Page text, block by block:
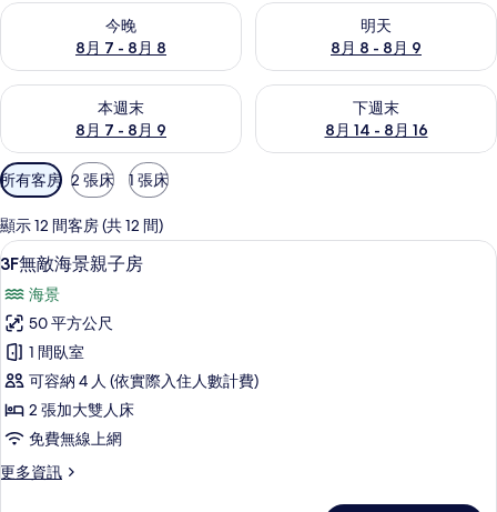
今晚
8月 7 - 8月 8
查看今晚 (8月 7 - 8月 8) 的供應情況
明天
8月 8 - 8月 9
查看明天 (8月 8 - 8月 9) 的供
本週末
8月 7 - 8月 9
查看本週末 (8月 7 - 8月 9) 的供應情況
下週末
8月 14 - 8月 16
查看下週末 (8月 14 - 8月 16)
可
用
的
客
房
篩
選
條
件
所有客房 2 張床 1 張床
顯示 12 間客房 (共 12 間)
顯
3F
無
敵
海
景
親
子
3F無敵海景親子房 | 書桌、遮光布/窗
4
3F無敵海景親子房
海景
50 平方公尺
1 間臥室
可容納 4 人 (依實際入住人數計費)
2 張加大雙人床
免費無線上網
更多資訊
更